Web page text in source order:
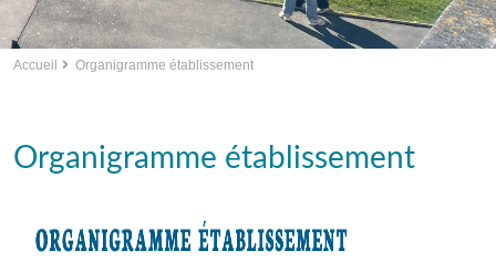
Accueil Organigramme établissement
Organigramme établissement